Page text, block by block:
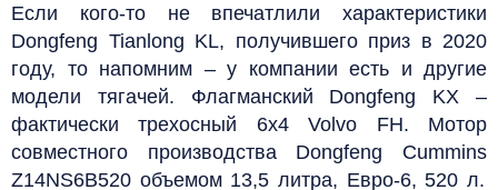
Если кого-то не впечатлили характеристики
Dongfeng Tianlong KL, получившего приз в 2020
году, то напомним – у компании есть и другие
модели тягачей. Флагманский Dongfeng KX –
фактически трехосный 6х4 Volvo FH. Мотор
совместного производства Dongfeng Cummins
Z14NS6B520 объемом 13,5 литра, Евро‑6, 520 л.